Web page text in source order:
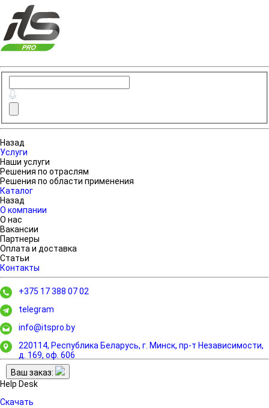
Назад
Услуги
Наши услуги
Решения по отраслям
Решения по области применения
Каталог
Назад
О компании
О нас
Вакансии
Партнеры
Оплата и доставка
Статьи
Контакты
+375 17 388 07 02
telegram
info@itspro.by
220114, Республика Беларусь, г. Минск, пр-т Независимости,
д. 169, оф. 606
Ваш заказ:
Help Desk
Скачать